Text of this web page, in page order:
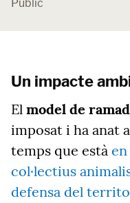
Públic
Un impacte
El model de
imposat i ha anat
temps que està
col·lectius
defensa del